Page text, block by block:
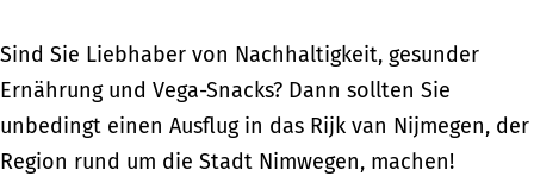
d
t
e
n
e
r
h
o
n
H
o
l
e
r
u
n
N
a
c
h
Sind Sie Liebhaber von Nachhaltigkeit, gesunder
Ernährung und Vega-Snacks? Dann sollten Sie
unbedingt einen Ausflug in das Rijk van Nijmegen, der
Region rund um die Stadt Nimwegen, machen!